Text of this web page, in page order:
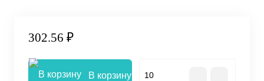
302.56 ₽
В корзину